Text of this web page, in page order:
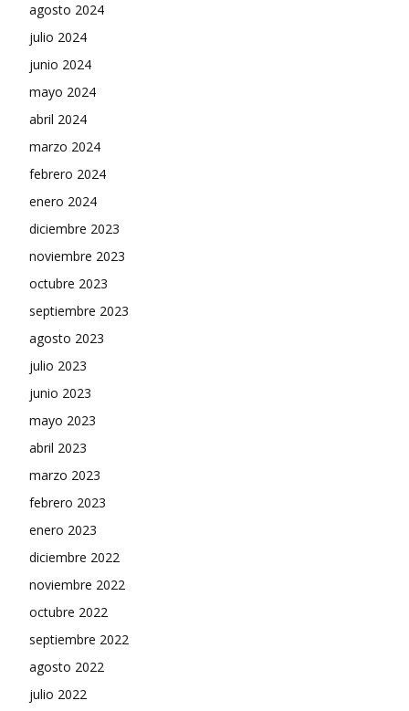
agosto 2024
julio 2024
junio 2024
mayo 2024
abril 2024
marzo 2024
febrero 2024
enero 2024
diciembre 2023
noviembre 2023
octubre 2023
septiembre 2023
agosto 2023
julio 2023
junio 2023
mayo 2023
abril 2023
marzo 2023
febrero 2023
enero 2023
diciembre 2022
noviembre 2022
octubre 2022
septiembre 2022
agosto 2022
julio 2022